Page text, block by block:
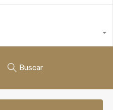
Buscar